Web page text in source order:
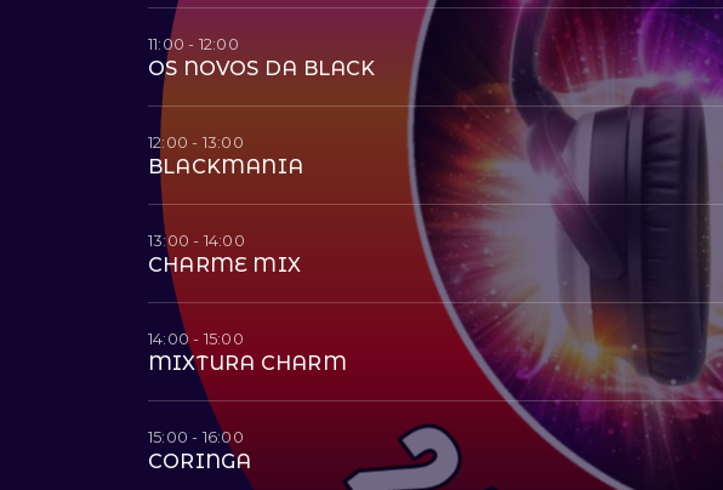
11:00 - 12:00
OS NOVOS DA BLACK
12:00 - 13:00
BLACKMANIA
13:00 - 14:00
CHARME MIX
14:00 - 15:00
MIXTURA CHARM
15:00 - 16:00
CORINGA